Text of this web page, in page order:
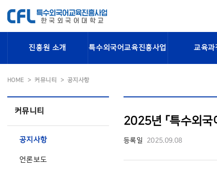
진흥원 소개 특수외국어교육진흥사업 교육과
HOME 커뮤니티 공지사항
커뮤니티
공지사항
언론보도
2025년 「특수외
등록일 2025.09.08